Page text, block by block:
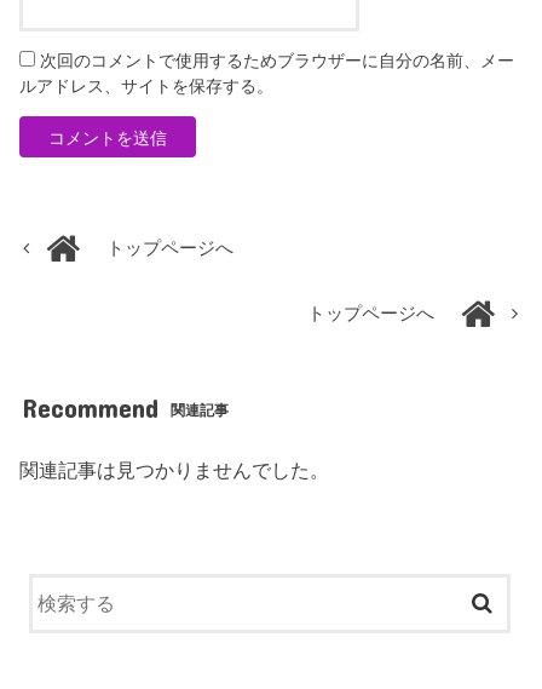
次回のコメントで使用するためブラウザーに自分の名前、メー
ルアドレス、サイトを保存する。
トップページへ
トップページへ
Recommend 関連記事
関連記事は見つかりませんでした。